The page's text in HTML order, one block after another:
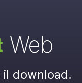
Web
download.